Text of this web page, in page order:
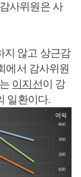
사위원은 사
지 않고 상근감
에서 감사위원
이지선이 강
일환이다.